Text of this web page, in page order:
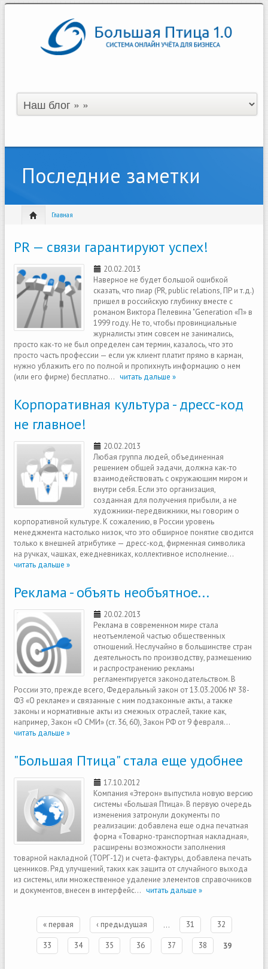
Последние заметки
Главная
PR — связи гарантируют успех!
20.02.2013
Наверное не будет большой ошибкой
сказать, что пиар (PR, public relations, ПР и т.д.)
пришел в российскую глубинку вместе с
романом Виктора Пелевина "Generation «П» в
1999 году. Не то, чтобы провинциальные
журналисты этим совсем не занимались,
просто как-то не был определен сам термин, казалось, что это
просто часть профессии — если уж клиент платит прямо в карман,
нужно ублажить его по полной и пропихнуть информацию о нем
(или его фирме) бесплатно... читать дальше »
Корпоративная культура - дресс-код
не главное!
20.02.2013
Любая группа людей, объединенная
решением общей задачи, должна как-то
взаимодействовать с окружающим миром и
внутри себя. Если это организация,
созданная для получения прибыли, а не
художники-передвижники, мы говорим о
корпоративной культуре. К сожалению, в России уровень
менеджмента настолько низок, что это обширное понятие сводится
только к внешней атрибутике — дресс-код, фирменная символика
на ручках, чашках, ежедневниках, коллективное исполнение...
читать дальше »
Реклама - объять необъятное...
20.02.2013
Реклама в современном мире стала
неотъемлемой частью общественных
отношений. Неслучайно в большинстве стран
деятельность по производству, размещению
и распространению рекламы
регламентируется законодательством. В
России это, прежде всего, Федеральный закон от 13.03.2006 № 38-
ФЗ «О рекламе» и связанные с ним подзаконные акты, а также
законы и нормативные акты из смежных отраслей, такие как,
например, Закон «О СМИ» (ст. 36, 60), Закон РФ от 9 февраля...
читать дальше »
"Большая Птица" стала еще удобнее
17.10.2012
Компания «Этерон» выпустила новую версию
системы «Большая Птица». В первую очередь
изменения затронули документы по
реализации: добавлена еще одна печатная
форма «Товарно-транспортная накладная»,
расширены возможности заполнения
товарной накладной (ТОРГ-12) и счета-фактуры, добавлена печать
ценников. Ряд улучшений, таких как защита от случайного выхода
из системы, или множественное удаление элементов справочников
и документов, внесен в интерфейс... читать дальше »
Страницы
« первая ‹ предыдущая … 31 32
33 34 35 36 37 38 39